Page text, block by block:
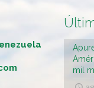
mil